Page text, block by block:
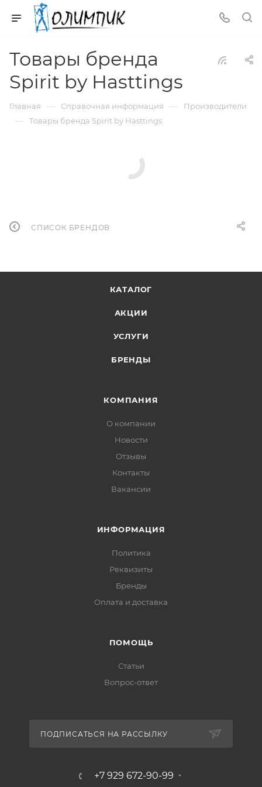
Товары бренда
Spirit by Hasttings
Главная — Справочная информация — Производители
— Товары бренда Spirit by Hasttings
СПИСОК БРЕНДОВ
КАТАЛОГ
АКЦИИ
УСЛУГИ
БРЕНДЫ
КОМПАНИЯ
О компании
Новости
Отзывы
Контакты
Вакансии
ИНФОРМАЦИЯ
Политика
Реквизиты
Бренды
Оплата и доставка
ПОМОЩЬ
Статьи
Вопрос-ответ
ПОДПИСАТЬСЯ НА РАССЫЛКУ
+7 929 672-90-99